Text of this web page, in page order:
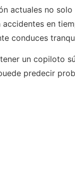
actuales no
en
conduces
un copiloto
predecir